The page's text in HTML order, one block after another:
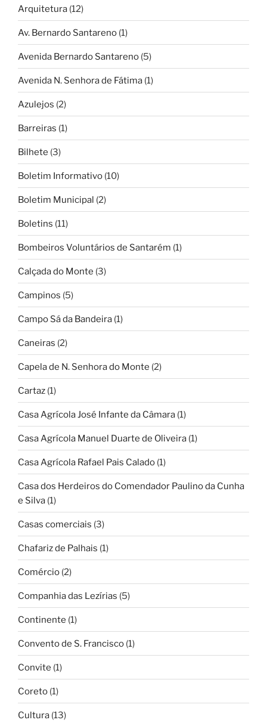
Arquitetura (12)
Av. Bernardo Santareno (1)
Avenida Bernardo Santareno (5)
Avenida N. Senhora de Fátima (1)
Azulejos (2)
Barreiras (1)
Bilhete (3)
Boletim Informativo (10)
Boletim Municipal (2)
Boletins (11)
Bombeiros Voluntários de Santarém (1)
Calçada do Monte (3)
Campinos (5)
Campo Sá da Bandeira (1)
Caneiras (2)
Capela de N. Senhora do Monte (2)
Cartaz (1)
Casa Agrícola José Infante da Câmara (1)
Casa Agrícola Manuel Duarte de Oliveira (1)
Casa Agrícola Rafael Pais Calado (1)
Casa dos Herdeiros do Comendador Paulino da Cunha
e Silva (1)
Casas comerciais (3)
Chafariz de Palhais (1)
Comércio (2)
Companhia das Lezírias (5)
Continente (1)
Convento de S. Francisco (1)
Convite (1)
Coreto (1)
Cultura (13)